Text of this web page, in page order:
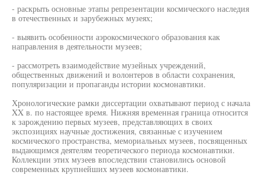
- раскрыть основные этапы репрезентации космического наследия
в отечественных и зарубежных музеях;
- выявить особенности аэрокосмического образования как
направления в деятельности музеев;
- рассмотреть взаимодействие музейных учреждений,
общественных движений и волонтеров в области сохранения,
популяризации и пропаганды истории космонавтики.
Хронологические рамки диссертации охватывают период с начала
XX в. по настоящее время. Нижняя временная граница относится
к зарождению первых музеев, представляющих в своих
экспозициях научные достижения, связанные с изучением
космического пространства, мемориальных музеев, посвященных
выдающимся деятелям теоретического периода космонавтики.
Коллекции этих музеев впоследствии становились основой
современных крупнейших музеев космонавтики.